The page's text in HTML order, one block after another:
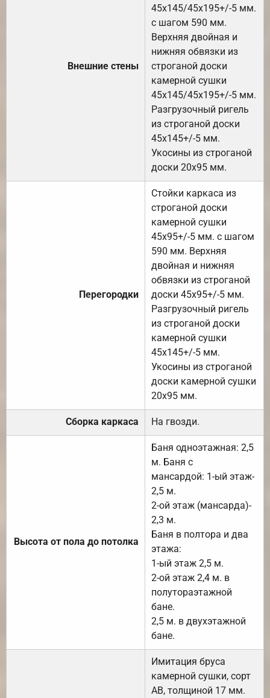
Внешние стены
45х145/45х195+/-5 мм.
с шагом 590 мм.
Верхняя двойная и
нижняя обвязки из
строганой доски
камерной сушки
45х145/45х195+/-5 мм.
Разгрузочный ригель
из строганой доски
45х145+/-5 мм.
Укосины из строганой
доски 20х95 мм.
Перегородки
Стойки каркаса из
строганой доски
камерной сушки
45х95+/-5 мм. с шагом
590 мм. Верхняя
двойная и нижняя
обвязки из строганой
доски 45х95+/-5 мм.
Разгрузочный ригель
из строганой доски
камерной сушки
45х145+/-5 мм.
Укосины из строганой
доски камерной сушки
20х95 мм.
Сборка каркаса На гвозди.
Высота от пола до потолка
Баня одноэтажная: 2,5
м. Баня с
мансардой: 1-ый этаж-
2,5 м.
2-ой этаж (мансарда)-
2,3 м.
Баня в полтора и два
этажа:
1-ый этаж 2,5 м.
2-ой этаж 2,4 м. в
полутораэтажной
бане.
2,5 м. в двухэтажной
бане.
Имитация бруса
камерной сушки, сорт
АВ, толщиной 17 мм.